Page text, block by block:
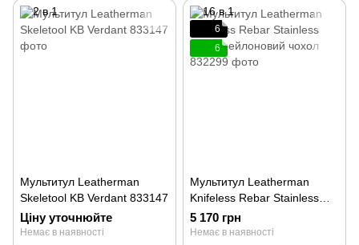
Мультитул Leatherman
Skeletool KB Verdant 833147
Ціну уточнюйте
Немає в наявності
6
6
Мультитул Leatherman
Knifeless Rebar Stainless
Steel, нейлоновий чохол
832299
5 170 грн
Немає в наявності